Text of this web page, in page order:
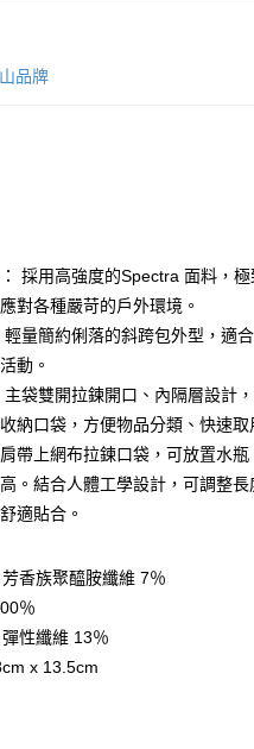
明】
付你分期」，訂單成立後會自動跳轉到
，選擇欲分期的期數、繳款截止日，確
期數及費用金額請依後續交易確認頁面
如未前往確認交易或遇審核未通過，訂
未通過狀況，表示未達大哥付你分期系
帳單，「大哥付你分期」於每月結算日
單後，可選擇「超商條碼／台灣大直營
付」】
收到商品之後才付款」的支付方式。
員、不需綁卡、不需儲值。
碼，簡訊認證，即可結帳。
結帳流程】
AFTEE先享後付」後，將跳轉至「
訊認證並確認金額後，即可完成結帳。
含以上)免運費
品牌
採用高強度的Spectra 面料，
對各種嚴苛的戶外環境。
量簡約俐落的斜跨包外型，適合
動。
袋雙開拉鍊開口、內隔層設計
納口袋，方便物品分類、快速取
帶上網布拉鍊口袋，可放置水
。結合人體工學設計，可調整
適貼合。
香族聚醯胺纖維 7％
％
性纖維 13％
x 13.5cm